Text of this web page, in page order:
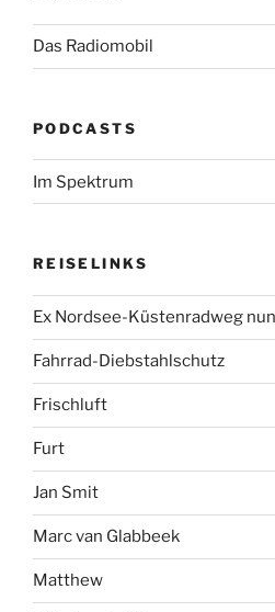
Das Radiomobil
PODCASTS
Im Spektrum
REISELINKS
Ex Nordsee-Küstenradweg
Fahrrad-Diebstahlschutz
Frischluft
Furt
Jan Smit
Marc van Glabbeek
Matthew